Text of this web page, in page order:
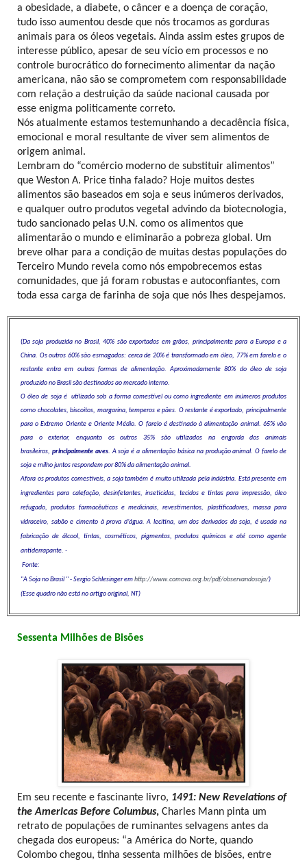
a obesidade, a diabete, o câncer e a doença de coração,
tudo isso aumentou desde que nós trocamos as gorduras
animais para os óleos vegetais. Ainda assim estes grupos de
interesse público, apesar de seu vício em processos e no
controle burocrático do fornecimento alimentar da nação
americana, não são se comprometem com responsabilidade
com relação a destruição da saúde nacional causada por
esse enigma politicamente correto.
Nós atualmente estamos testemunhando a decadência física,
emocional e moral resultante de viver sem alimentos de
origem animal.
Lembram do “comércio moderno de substituir alimentos”
que Weston A. Price tinha falado? Hoje muitos destes
alimentos são baseados em soja e seus inúmeros derivados,
e qualquer outro produtos vegetal advindo da biotecnologia,
tudo sancionado pelas U.N. como os alimentos que
alimentarão o mundo e eliminarão a pobreza global. Um
breve olhar para a condição de muitas destas populações do
Terceiro Mundo revela como nós empobrecemos estas
comunidades, que já foram robustas e autoconfiantes, com
toda essa carga de farinha de soja que nós lhes despejamos.
(Da soja produzida no Brasil, 40% são exportados em grãos, principalmente para a Europa e a
China. Os outros 60% são esmagados: cerca de 20% é transformado em óleo, 77% em farelo e o
restante entra em outras formas de alimentação. Aproximadamente 80% do óleo de soja
produzido no Brasil são destinados ao mercado interno.
O óleo de soja é utilizado sob a forma comestível ou como ingrediente em inúmeros produtos
como chocolates, biscoitos, margarina, temperos e pães. O restante é exportado, principalmente
para o Extremo Oriente e Oriente Médio. O farelo é destinado à alimentação animal. 65% vão
para o exterior, enquanto os outros 35% são utilizados na engorda dos animais
brasileiros, principalmente aves. A soja é a alimentação básica na produção animal. O farelo de
soja e milho juntos respondem por 80% da alimentação animal.
Afora os produtos comestíveis, a soja também é muito utilizada pela indústria. Está presente em
ingredientes para calefação, desinfetantes, inseticidas, tecidos e tintas para impressão, óleo
refugado, produtos farmacêuticos e medicinais, revestimentos, plastificadores, massa para
vidraceiro, sabão e cimento à prova d’água. A lecitina, um dos derivados da soja, é usada na
fabricação de álcool, tintas, cosméticos, pigmentos, produtos químicos e até como agente
antiderrapante. -
Fonte:
"A Soja no Brasil " -Sergio Schlesinger emhttp://www.comova.org.br/pdf/observandosoja/)
(Esse quadro não está no artigo original, NT)
Sessenta Milhões de Bisões
Em seu recente e fascinante livro, 1491: New Revelations of
the Americas Before Columbus, Charles Mann pinta um
retrato de populações de ruminantes selvagens antes da
chegada dos europeus: “a América do Norte, quando
Colombo chegou, tinha sessenta milhões de bisões, entre